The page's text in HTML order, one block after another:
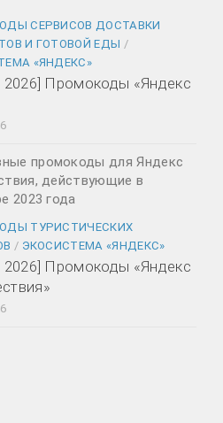
СЕРВИСОВ ДОСТАВКИ
И ГОТОВОЙ ЕДЫ /
«ЯНДЕКС»
2026] Промокоды «Яндекс
ТУРИСТИЧЕСКИХ
/ ЭКОСИСТЕМА «ЯНДЕКС»
2026] Промокоды «Яндекс